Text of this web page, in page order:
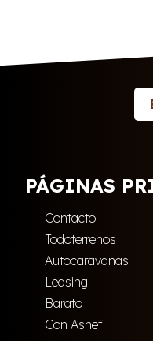
PÁGINAS
Contacto
Todoterrenos
Autocaravanas
Leasing
Barato
Con Asnef